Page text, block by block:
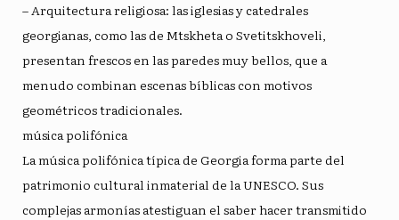
– Arquitectura religiosa: las iglesias y catedrales
georgianas, como las de Mtskheta o Svetitskhoveli,
presentan frescos en las paredes muy bellos, que a
menudo combinan escenas bíblicas con motivos
geométricos tradicionales.
música polifónica
La música polifónica típica de Georgia forma parte del
patrimonio cultural inmaterial de la UNESCO. Sus
complejas armonías atestiguan el saber hacer transmitido